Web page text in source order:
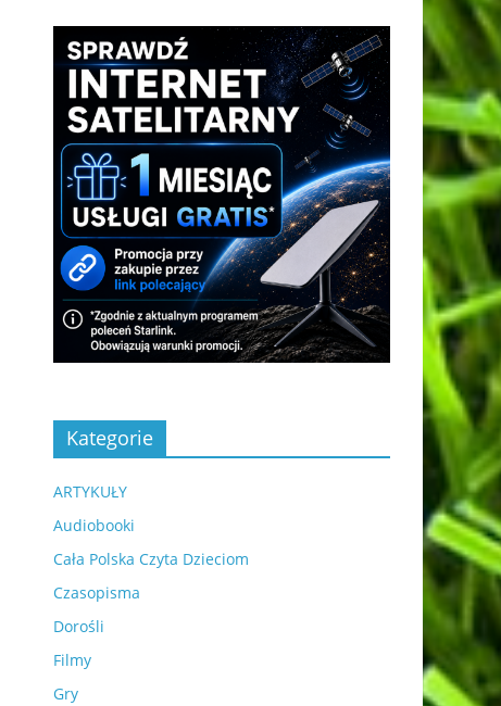
Kategorie
ARTYKUŁY
Audiobooki
Cała Polska Czyta Dzieciom
Czasopisma
Dorośli
Filmy
Gry